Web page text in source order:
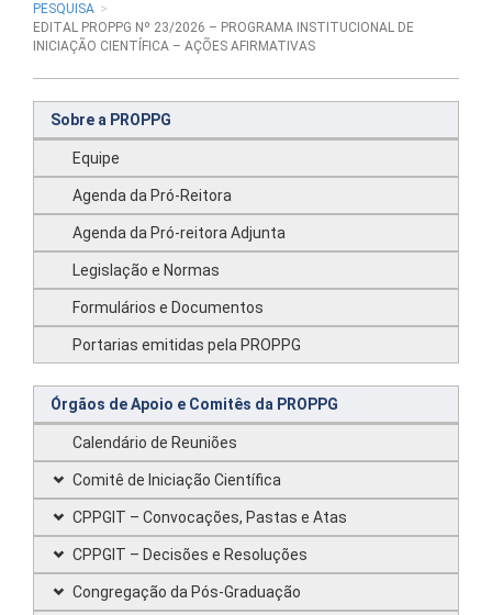
PESQUISA
EDITAL PROPPG Nº 23/2026 – PROGRAMA INSTITUCIONAL DE
INICIAÇÃO CIENTÍFICA – AÇÕES AFIRMATIVAS
Sobre a PROPPG
Equipe
Agenda da Pró-Reitora
Agenda da Pró-reitora Adjunta
Legislação e Normas
Formulários e Documentos
Portarias emitidas pela PROPPG
Órgãos de Apoio e Comitês da PROPPG
Calendário de Reuniões
Comitê de Iniciação Científica
CPPGIT – Convocações, Pastas e Atas
CPPGIT – Decisões e Resoluções
Congregação da Pós-Graduação